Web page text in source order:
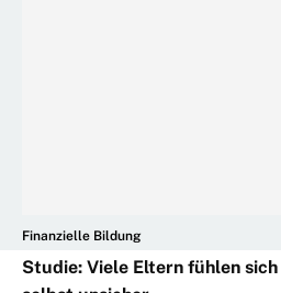
Finanzielle Bildung
Studie: Viele Eltern fühlen sich